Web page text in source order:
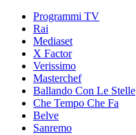
Programmi TV
Rai
Mediaset
X Factor
Verissimo
Masterchef
Ballando Con Le Stelle
Che Tempo Che Fa
Belve
Sanremo